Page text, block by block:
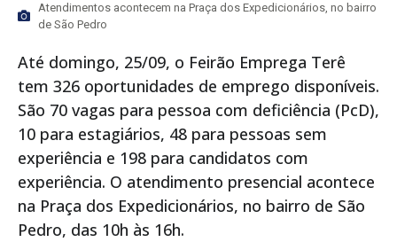
Atendimentos acontecem na Praça dos Expedicionários, no bairro
de São Pedro
Até domingo, 25/09, o Feirão Emprega Terê
tem 326 oportunidades de emprego disponíveis.
São 70 vagas para pessoa com deficiência (PcD),
10 para estagiários, 48 para pessoas sem
experiência e 198 para candidatos com
experiência. O atendimento presencial acontece
na Praça dos Expedicionários, no bairro de São
Pedro, das 10h às 16h.